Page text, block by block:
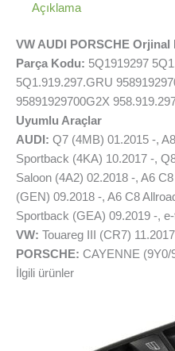
Açıklama
VW AUDI PORSCHE Orjinal
Parça Kodu: 5Q1919297
5Q1.919.297.GRU
95891929700G2X
Uyumlu Araçlar
AUDI: Q7 (4MB) 01.2015 -,
Sportback (4KA) 10.2017 -,
Saloon (4A2) 02.2018 -, A6
(GEN) 09.2018 -, A6 C8
Sportback (GEA) 09.2019 -,
VW: Touareg III (CR7) 11.2017
PORSCHE: CAYENNE (9Y0/
İlgili ürünler